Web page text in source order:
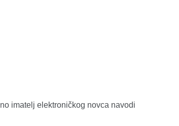
imatelj elektroničkog novca navodi